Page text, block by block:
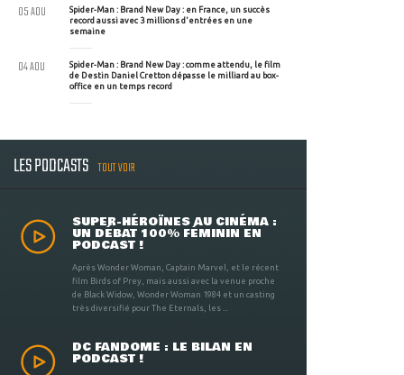
Spider-Man : Brand New Day : en France, un succès
record aussi avec 3 millions d'entrées en une
semaine
05 AOU
Spider-Man : Brand New Day : comme attendu, le film
de Destin Daniel Cretton dépasse le milliard au box-
office en un temps record
04 AOU
LES PODCASTS TOUT VOIR
SUPER-HÉROÏNES AU CINÉMA :
UN DÉBAT 100% FÉMININ EN
PODCAST !
Après Wonder Woman, Captain Marvel, et le récent
film Birds of Prey, mais aussi avec la venue proche
de Black Widow, Wonder Woman 1984 et un casting
très diversifié pour The Eternals, les ...
DC FANDOME : LE BILAN EN
PODCAST !